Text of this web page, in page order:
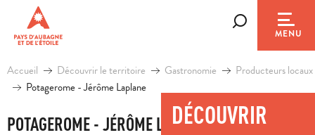
contenu
principal
MENU
DÉCOUVRIR
Accueil Découvrir le territoire Gastronomie
Producteurs locaux
Potagerome - Jérôme Laplane
POTAGEROME - JÉRÔME LAPLANE